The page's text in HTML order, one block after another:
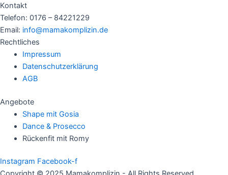
Kontakt
Telefon: 0176 – 84221229
Email: info@mamakomplizin.de
Rechtliches
Impressum
Datenschutzerklärung
AGB
Angebote
Shape mit Gosia
Dance & Prosecco
Rückenfit mit Romy
Instagram Facebook-f